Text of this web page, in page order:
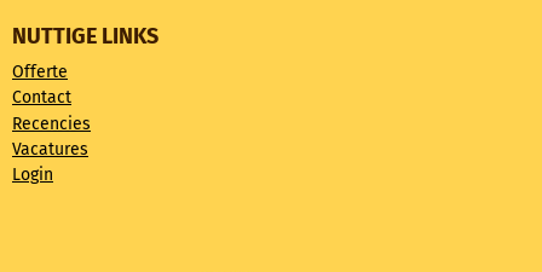
NUTTIGE LINKS
Offerte
Contact
Recencies
Vacatures
Login